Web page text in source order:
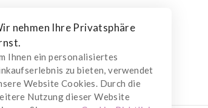
nehmen Ihre Privatsphäre
Ihnen ein personalisiertes
zu bieten, verwendet
Website Cookies. Durch die
Nutzung dieser Website